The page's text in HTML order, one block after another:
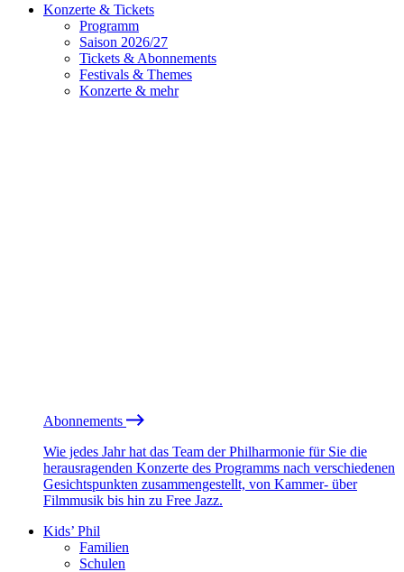
Konzerte & Tickets
Programm
Saison 2026/27
Tickets & Abonnements
Festivals & Themes
Konzerte & mehr
Abonnements
Wie jedes Jahr hat das Team der Philharmonie für Sie die
herausragenden Konzerte des Programms nach verschiedenen
Gesichtspunkten zusammengestellt, von Kammer- über
Filmmusik bis hin zu Free Jazz.
Kids’ Phil
Familien
Schulen